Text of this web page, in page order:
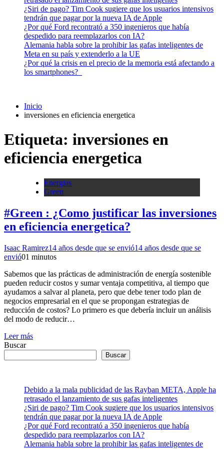
¿Siri de pago? Tim Cook sugiere que los usuarios intensivos
tendrán que pagar por la nueva IA de Apple
¿Por qué Ford recontrató a 350 ingenieros que había
despedido para reemplazarlos con IA?
Alemania habla sobre la prohibir las gafas inteligentes de
Meta en su país y extenderlo a la UE
¿Por qué la crisis en el precio de la memoria está afectando a
los smartphones?
Inicio
inversiones en eficiencia energetica
Etiqueta: inversiones en
eficiencia energetica
Energias
Green
#Green : ¿Como justificar las inversiones
en eficiencia energetica?
Isaac Ramirez14 años desde que se envió14 años desde que se
envió01 minutos
Sabemos que las prácticas de administración de energía sostenible
pueden reducir costos y sumar ventaja competitiva, al tiempo que
ayudamos a salvar al planeta, pero que debe tener todo plan de
negocios empresarial en el que se propongan estrategias de
reducción de costos? Lo primero es que debería incluir un análisis
del modo de reducir…
Leer más
Buscar
Buscar
Debido a la mala publicidad de las Rayban META, Apple ha
retrasado el lanzamiento de sus gafas inteligentes
¿Siri de pago? Tim Cook sugiere que los usuarios intensivos
tendrán que pagar por la nueva IA de Apple
¿Por qué Ford recontrató a 350 ingenieros que había
despedido para reemplazarlos con IA?
Alemania habla sobre la prohibir las gafas inteligentes de